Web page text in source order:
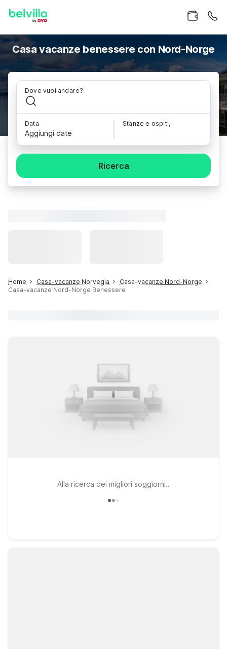
Casa vacanze benessere con Nord-Norge
Dove vuoi andare?
Data
Aggiungi date
Stanze e ospiti,
Ricerca
Home Casa-vacanze Norvegia
Casa-vacanze Nord-Norge
Casa-vacanze Nord-Norge Benessere
Alla ricerca dei migliori soggiorni..